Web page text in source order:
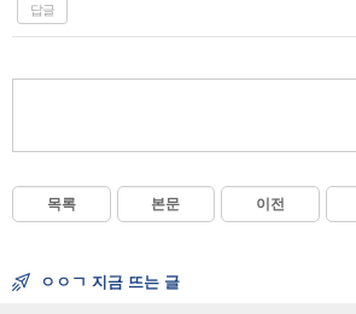
답글
목록 본문 이전
ㅇㅇㄱ 지금 뜨는 글